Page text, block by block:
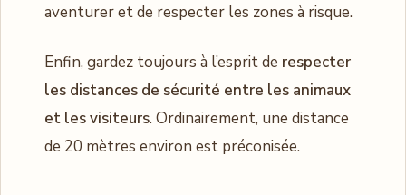
aventurer et de respecter les zones à risque.
Enfin, gardez toujours à l’esprit de respecter
les distances de sécurité entre les animaux
et les visiteurs. Ordinairement, une distance
de 20 mètres environ est préconisée.